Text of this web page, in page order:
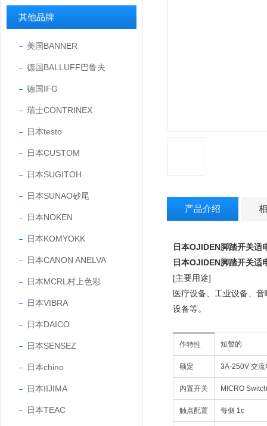
其他品牌
美国BANNER
德国BALLUFF巴鲁夫
德国IFG
瑞士CONTRINEX
日本testo
日本CUSTOM
日本SUGITOH
日本SUNAO砂尾
日本NOKEN
日本KOMYOKK
日本CANON ANELVA
日本MCRL村上色彩
日本VIBRA
日本DAICO
日本SENSEZ
日本chino
日本IIJIMA
日本TEAC
产品介绍
日本OJIDEN脚踏开关适
日本OJIDEN脚踏开关适
[主要用途]
医疗设备、工业设备、
设备等。
作特性 短暂的
额定 3A-250V 交流
内置开关 MICRO
触点配置 每侧 1c